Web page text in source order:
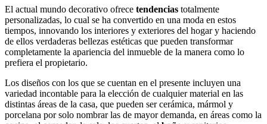
El actual mundo decorativo ofrece tendencias totalmente
personalizadas, lo cual se ha convertido en una moda en estos
tiempos, innovando los interiores y exteriores del hogar y haciendo
de ellos verdaderas bellezas estéticas que pueden transformar
completamente la apariencia del inmueble de la manera como lo
prefiera el propietario.
Los diseños con los que se cuentan en el presente incluyen una
variedad incontable para la elección de cualquier material en las
distintas áreas de la casa, que pueden ser cerámica, mármol y
porcelana por solo nombrar las de mayor demanda, en áreas como la